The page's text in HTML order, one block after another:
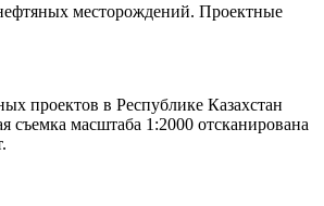
месторождений. Проектные
проектов в Республике Казахстан
масштаба 1:2000 отсканирована